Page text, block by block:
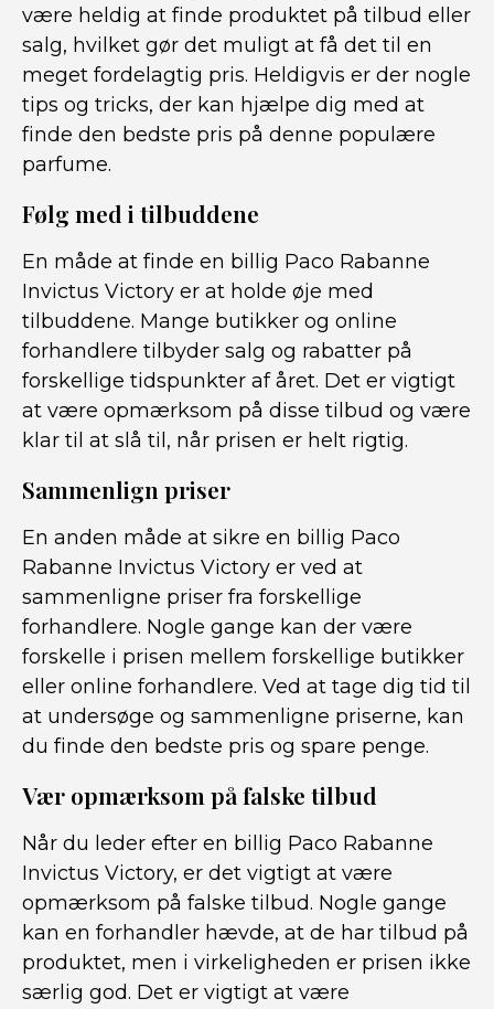
være heldig at finde produktet på tilbud eller
salg, hvilket gør det muligt at få det til en
meget fordelagtig pris. Heldigvis er der nogle
tips og tricks, der kan hjælpe dig med at
finde den bedste pris på denne populære
parfume.
Følg med i tilbuddene
En måde at finde en billig Paco Rabanne
Invictus Victory er at holde øje med
tilbuddene. Mange butikker og online
forhandlere tilbyder salg og rabatter på
forskellige tidspunkter af året. Det er vigtigt
at være opmærksom på disse tilbud og være
klar til at slå til, når prisen er helt rigtig.
Sammenlign priser
En anden måde at sikre en billig Paco
Rabanne Invictus Victory er ved at
sammenligne priser fra forskellige
forhandlere. Nogle gange kan der være
forskelle i prisen mellem forskellige butikker
eller online forhandlere. Ved at tage dig tid til
at undersøge og sammenligne priserne, kan
du finde den bedste pris og spare penge.
Vær opmærksom på falske tilbud
Når du leder efter en billig Paco Rabanne
Invictus Victory, er det vigtigt at være
opmærksom på falske tilbud. Nogle gange
kan en forhandler hævde, at de har tilbud på
produktet, men i virkeligheden er prisen ikke
særlig god. Det er vigtigt at være